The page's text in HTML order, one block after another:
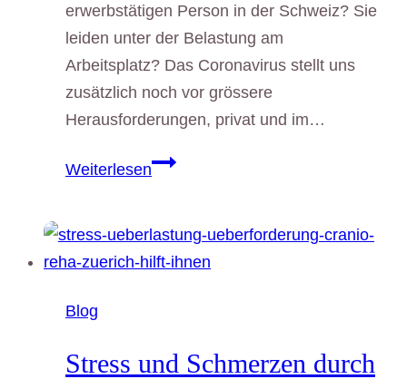
erwerbstätigen Person in der Schweiz? Sie
leiden unter der Belastung am
Arbeitsplatz? Das Coronavirus stellt uns
zusätzlich noch vor grössere
Herausforderungen, privat und im…
WeiterlesenStress
–
Kopfschmerzen-
Blog
Stress und Schmerzen durch